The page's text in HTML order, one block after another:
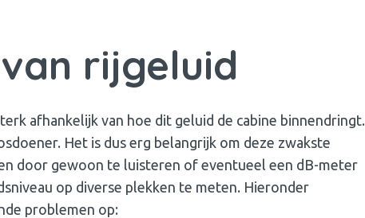
rijgeluid
afhankelijk van hoe dit geluid de cabine binnendringt.
Het is dus erg belangrijk om deze zwakste
door gewoon te luisteren of eventueel een dB-meter
op diverse plekken te meten. Hieronder
problemen op: